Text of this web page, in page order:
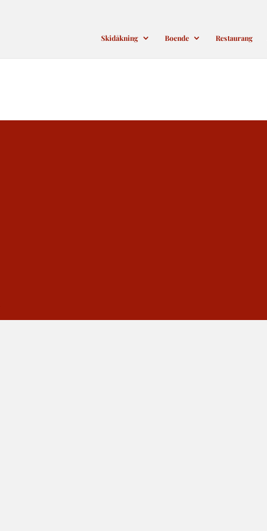
Skidåkning Boende Restaurang